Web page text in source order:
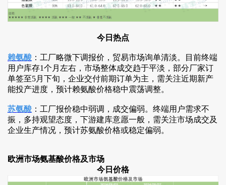
今日热点
赖氨酸 ：工厂略微下调报价，贸易市场询单清淡。目前终端
用户库存1个月左右，市场整体成交趋于平淡，部分厂家订
单签至5月下旬，企业交付前期订单为主，需关注近期新产
能投产进度，预计赖氨酸价格稳中震荡调整。
苏氨酸 ：工厂报价稳中弱调，成交偏弱。终端用户需求不
振，多持观望态度，下游建库意愿一般，需关注市场成交及
企业生产情况，预计苏氨酸价格或稳定偏弱。
欧洲市场氨基酸价格及市场
今日价格